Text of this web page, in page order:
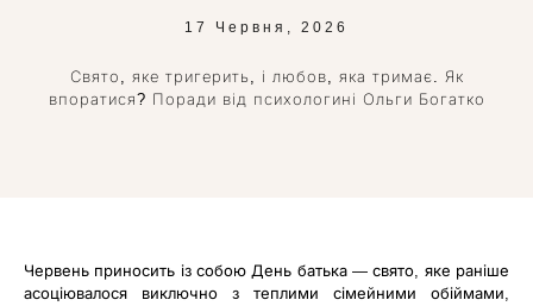
17 Червня, 2026
Свято, яке тригерить, і любов, яка тримає. Як
впоратися? Поради від психологині Ольги Богатко
Червень приносить із собою День батька — свято, яке раніше
асоціювалося виключно з теплими сімейними обіймами,